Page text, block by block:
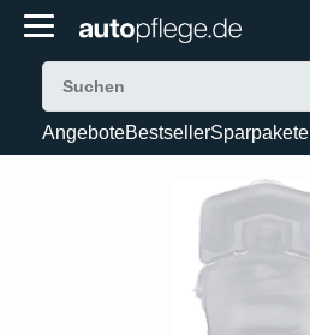
AngeboteBestsellerSparpakete